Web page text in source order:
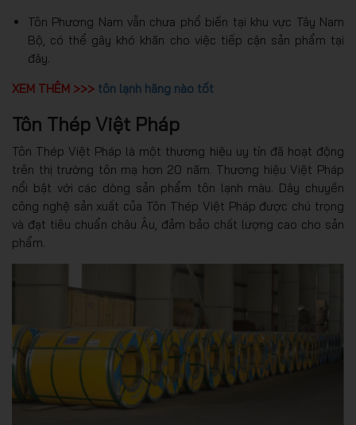
Tôn Phương Nam vẫn chưa phổ biến tại khu vực Tây Nam
Bộ, có thể gây khó khăn cho việc tiếp cận sản phẩm tại
đây.
XEM THÊM >>> tôn lạnh hãng nào tốt
Tôn Thép Việt Pháp
Tôn Thép Việt Pháp là một thương hiệu uy tín đã hoạt động
trên thị trường tôn mạ hơn 20 năm. Thương hiệu Việt Pháp
nổi bật với các dòng sản phẩm tôn lạnh màu. Dây chuyền
công nghệ sản xuất của Tôn Thép Việt Pháp được chú trọng
và đạt tiêu chuẩn châu Âu, đảm bảo chất lượng cao cho sản
phẩm.